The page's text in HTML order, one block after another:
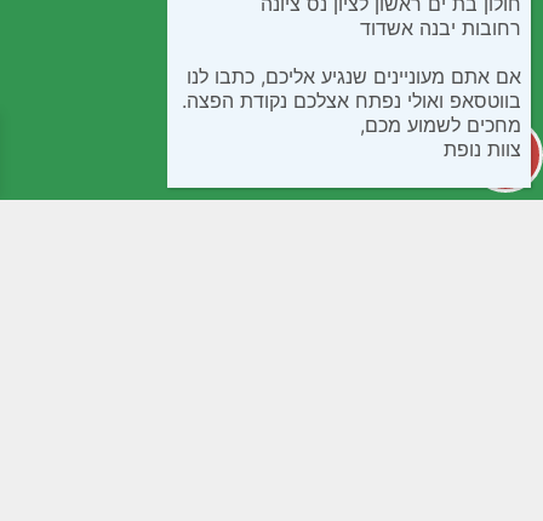
רחובות יבנה אשדוד
אם אתם מעוניינים שנגיע אליכם, כתבו לנו
בווטסאפ ואולי נפתח אצלכם נקודת הפצה.
מחכים לשמוע מכם,
צוות נופת